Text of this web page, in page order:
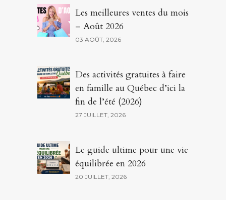
Les meilleures ventes du mois
– Août 2026
03 AOÛT, 2026
Des activités gratuites à faire
en famille au Québec d’ici la
fin de l’été (2026)
27 JUILLET, 2026
Le guide ultime pour une vie
équilibrée en 2026
20 JUILLET, 2026